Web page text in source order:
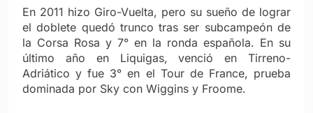
En 2011 hizo Giro-Vuelta, pero su sueño de lograr
el doblete quedó trunco tras ser subcampeón de
la Corsa Rosa y 7° en la ronda española. En su
último año en Liquigas, venció en Tirreno-
Adriático y fue 3° en el Tour de France, prueba
dominada por Sky con Wiggins y Froome.